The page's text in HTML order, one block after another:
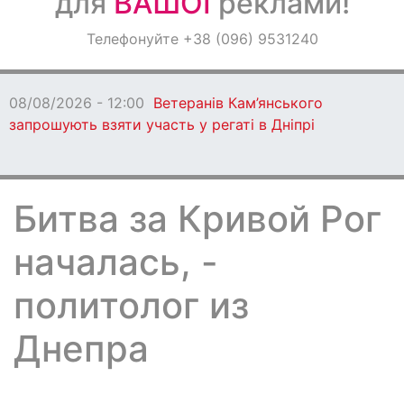
ОголошенняТелефонуйте +38 (096) 9531240
08/08/2026 - 12:00 Ветеранів Кам’янського
запрошують взяти участь у регаті в Дніпрі
Битва за Кривой Рог
началась, -
политолог из
Днепра